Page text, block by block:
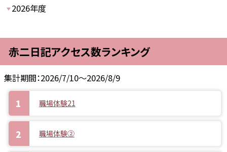
2026年度
赤二日記アクセス数ランキング
集計期間：2026/7/10～2026/8/9
職場体験21
職場体験②